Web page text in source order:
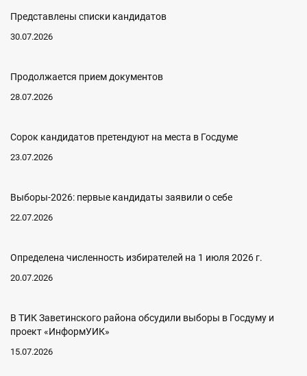
Представлены списки кандидатов
30.07.2026
Продолжается прием документов
28.07.2026
Сорок кандидатов претендуют на места в Госдуме
23.07.2026
Выборы-2026: первые кандидаты заявили о себе
22.07.2026
Определена численность избирателей на 1 июля 2026 г.
20.07.2026
В ТИК Заветинского района обсудили выборы в Госдуму и
проект «ИнформУИК»
15.07.2026